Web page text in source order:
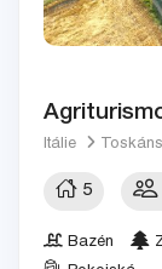
Itálie
5
Bazén